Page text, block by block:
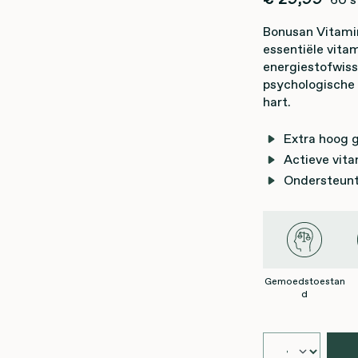
Bonusan
essentiële
hart.
Extra hoog
Actieve
Gemoedstoestan
d